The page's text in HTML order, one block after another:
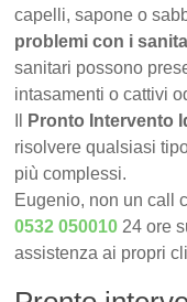
capelli, sapone o
problemi con i
sanitari possono
intasamenti o cattivi
Pronto Intervento
risolvere qualsiasi
più complessi.
Eugenio, non un call
0532 050010 24 ore
assistenza ai propri